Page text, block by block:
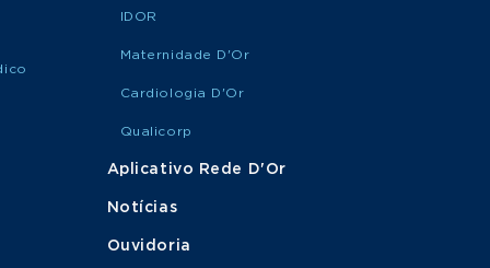
IDOR
Maternidade D'Or
Cardiologia D'Or
Qualicorp
Aplicativo Rede D'Or
Notícias
Ouvidoria